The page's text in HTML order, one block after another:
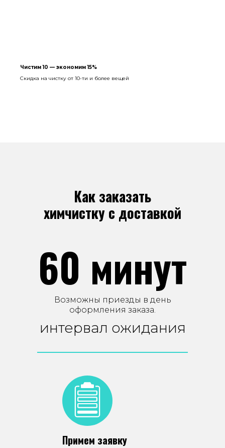
Чистим 10 — экономим 15%
Скидка на чистку от 10-ти и более вещей
Примем заявку
интервал ожидания
Возможны приезды в день
оформления заказа.
60 минут
Как заказать
химчистку с доставкой